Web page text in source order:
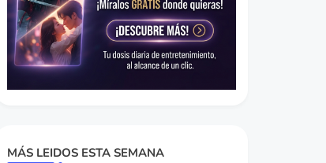
MÁS LEIDOS ESTA SEMANA